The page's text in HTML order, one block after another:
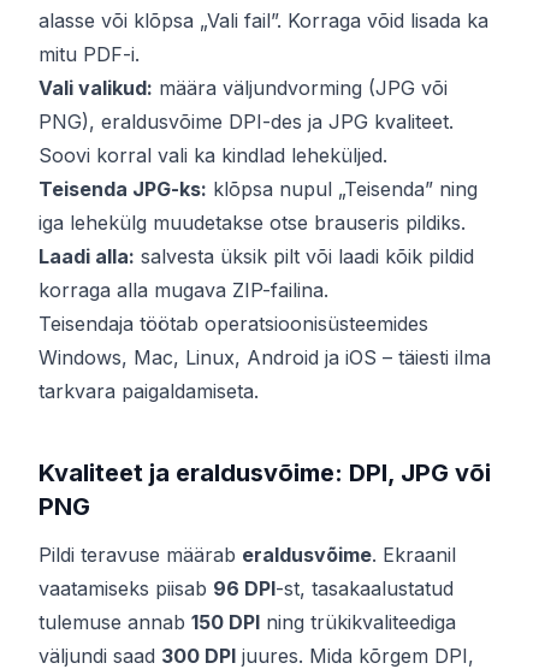
alasse või klõpsa „Vali fail”. Korraga võid lisada ka
mitu PDF-i.
Vali valikud: määra väljundvorming (JPG või
PNG), eraldusvõime DPI-des ja JPG kvaliteet.
Soovi korral vali ka kindlad leheküljed.
Teisenda JPG-ks: klõpsa nupul „Teisenda” ning
iga lehekülg muudetakse otse brauseris pildiks.
Laadi alla: salvesta üksik pilt või laadi kõik pildid
korraga alla mugava ZIP-failina.
Teisendaja töötab operatsioonisüsteemides
Windows, Mac, Linux, Android ja iOS – täiesti ilma
tarkvara paigaldamiseta.
Kvaliteet ja eraldusvõime: DPI, JPG või
PNG
Pildi teravuse määrab eraldusvõime. Ekraanil
vaatamiseks piisab 96 DPI-st, tasakaalustatud
tulemuse annab 150 DPI ning trükikvaliteediga
väljundi saad 300 DPI juures. Mida kõrgem DPI,